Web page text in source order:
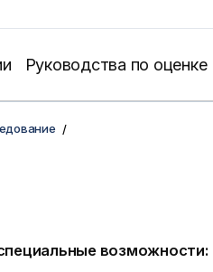
Руководства по оценке
возможности: